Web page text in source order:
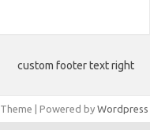
custom footer text right
Theme | Powered by Wordpress